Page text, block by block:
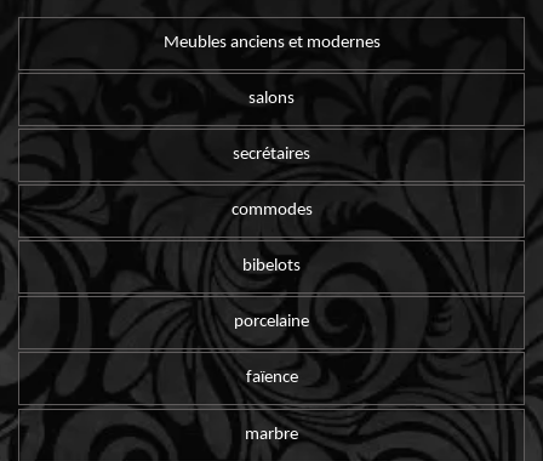
Meubles anciens et modernes
salons
secrétaires
commodes
bibelots
porcelaine
faïence
marbre